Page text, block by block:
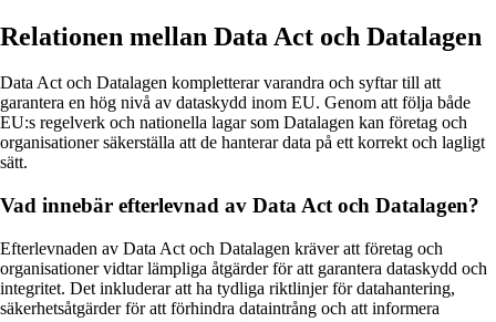
Relationen mellan Data Act och Datalagen
Data Act och Datalagen kompletterar varandra och syftar till att
garantera en hög nivå av dataskydd inom EU. Genom att följa både
EU:s regelverk och nationella lagar som Datalagen kan företag och
organisationer säkerställa att de hanterar data på ett korrekt och lagligt
sätt.
Vad innebär efterlevnad av Data Act och Datalagen?
Efterlevnaden av Data Act och Datalagen kräver att företag och
organisationer vidtar lämpliga åtgärder för att garantera dataskydd och
integritet. Det inkluderar att ha tydliga riktlinjer för datahantering,
säkerhetsåtgärder för att förhindra dataintrång och att informera